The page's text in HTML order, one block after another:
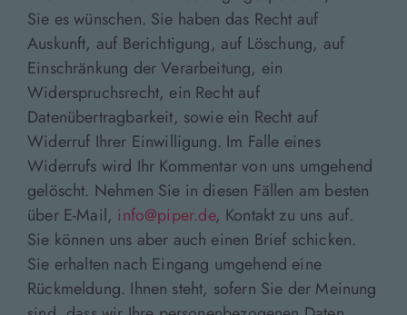
Sie es wünschen. Sie haben das Recht auf
Auskunft, auf Berichtigung, auf Löschung, auf
Einschränkung der Verarbeitung, ein
Widerspruchsrecht, ein Recht auf
Datenübertragbarkeit, sowie ein Recht auf
Widerruf Ihrer Einwilligung. Im Falle eines
Widerrufs wird Ihr Kommentar von uns umgehend
gelöscht. Nehmen Sie in diesen Fällen am besten
über E-Mail, info@piper.de, Kontakt zu uns auf.
Sie können uns aber auch einen Brief schicken.
Sie erhalten nach Eingang umgehend eine
Rückmeldung. Ihnen steht, sofern Sie der Meinung